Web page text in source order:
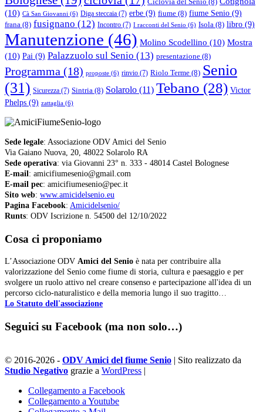
(10) Cà San Giovanni (6) Diga steccaia (7) erbe (9) fiume (8) fiume Senio (9)
frana (8) fusignano (12) Incontro (7) I racconti del Senio (6) Isola (8) libro (9)
Manutenzione (46) Molino Scodellino (10) Mostra
(10) Pai (9) Palazzuolo sul Senio (13) presentazione (8)
Programma (18) proposte (6) rinvio (7) Riolo Terme (8) Senio
(31) Sicurezza (7) Sintria (8) Solarolo (11) Tebano (28) Victor
Phelps (9) zattaglia (6)
Sede legale: Associazione ODV Amici del Senio
Via Gaiano Nuova, 20, 48022 Solarolo RA
Sede operativa: via Giovanni 23° n. 333 - 48014 Castel Bolognese
E-mail: amicifiumesenio@gmail.com
E-mail pec: amicifiumesenio@pec.it
Sito web: www.amicidelsenio.eu
Pagina Facebook: Amicidelsenio/
Runts: ODV Iscrizione n. 54500 del 12/10/2022
Cosa ci proponiamo
L’Associazione ODV Amici del Senio è nata per contribuire alla
valorizzazione del Senio come fiume di storia, cultura e paesaggio e per
svolgere un ruolo attivo nel creare consenso e partecipazione all'idea di un
percorso ciclo-naturalistico e della memoria lungo il suo tragitto…
Lo Statuto dell'associazione
Seguici su Facebook (ma non solo…)
© 2016-2026 - ODV Amici del fiume Senio | Sito realizzato da
Studio Negativo grazie a WordPress |
Collegamento a Facebook
Collegamento a Youtube